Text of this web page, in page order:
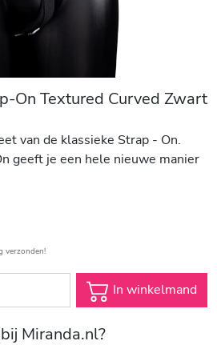
On Textured Curved Zwart
van de klassieke Strap - On.
geeft je een hele nieuwe manier
verzonden!
In winkelmand
Miranda.nl?